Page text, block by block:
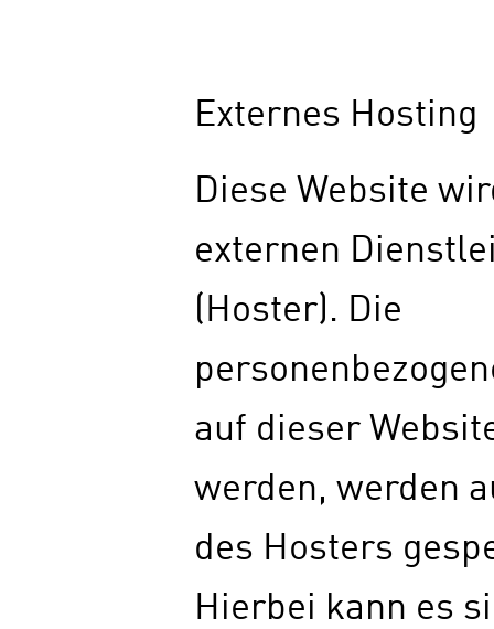
Externes Hosting
Diese Website
externen
(Hoster). Die
auf dieser
werden, werden
des Hosters
Hierbei kann es